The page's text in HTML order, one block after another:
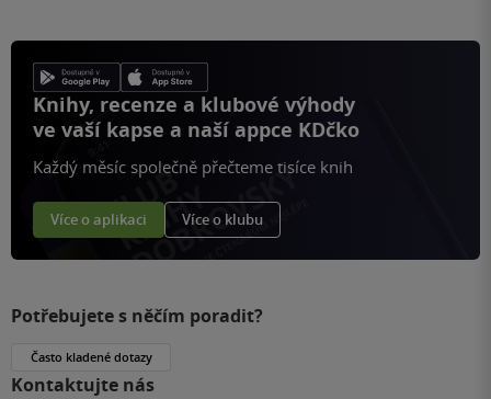
Knihy, recenze a klubové výhody
ve vaší kapse a naší appce KDčko
Každý měsíc společně přečteme tisíce knih
Více o aplikaci Více o klubu
Potřebujete s něčím poradit?
Často kladené dotazy
Kontaktujte nás